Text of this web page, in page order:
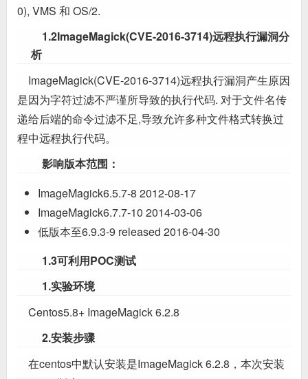
0), VMS 和 OS/2.
1.2ImageMagick(CVE-2016-3714)远程执行漏洞分
析
ImageMagick(CVE-2016-3714)远程执行漏洞产生原因
是因为字符过滤不严谨所导致的执行代码. 对于文件名传
递给后端的命令过滤不足,导致允许多种文件格式转换过
程中远程执行代码。
影响版本范围：
ImageMagick6.5.7-8 2012-08-17
ImageMagick6.7.7-10 2014-03-06
低版本至6.9.3-9 released 2016-04-30
1.3可利用POC测试
1.实验环境
Centos5.8+ ImageMagick 6.2.8
2.安装步骤
在centos中默认安装是ImageMagick 6.2.8，本次安装